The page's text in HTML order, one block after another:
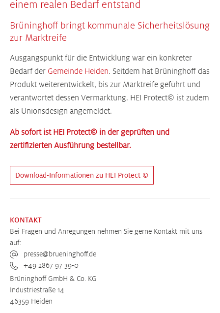
einem realen Bedarf entstand
Brüninghoff bringt kommunale Sicherheitslösung
zur Marktreife
Ausgangspunkt für die Entwicklung war ein konkreter
Bedarf der Gemeinde Heiden. Seitdem hat Brüninghoff das
Produkt weiterentwickelt, bis zur Marktreife geführt und
verantwortet dessen Vermarktung. HEI Protect© ist zudem
als Unionsdesign angemeldet.
Ab sofort ist HEI Protect© in der geprüften und
zertifizierten Ausführung bestellbar.
Download-Informationen zu HEI Protect ©
KONTAKT
Bei Fragen und Anregungen nehmen Sie gerne Kontakt mit uns
auf:
presse@brueninghoff.de
+49 2867 97 39-0
Brüninghoff GmbH & Co. KG
Industriestraße 14
46359 Heiden